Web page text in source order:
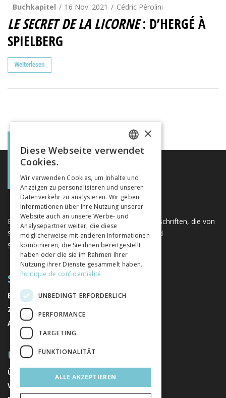
Buchkapitel 16 Nov. 2021 Cédric Pérolini
LE SECRET DE LA LICORNE: D’HERGÉ À
SPIELBERG
Weiterlesen
Eine einzigartige Plattform für Bücher und Zeitschriften, die von
Schweizer Verlagen im Bereich der Geistes- und
Sozialwissenschaften herausgegeben werden.
SITEMAP
BÜCHER
ZEITSCHRIFTEN
AUTOREN
ÜBER UNS
ÜBER UNS
VERLAGE
FRENCH
ITALIAN
×
Diese Webseite verwendet
Cookies.
Wir verwenden Cookies, um Inhalte und
Anzeigen zu personalisieren und unseren
Datenverkehr zu analysieren. Wir geben
Informationen über Ihre Nutzung unserer
Website auch an unsere Werbe- und
Analysepartner weiter, die diese
möglicherweise mit anderen Informationen
kombinieren, die Sie ihnen bereitgestellt
haben oder die sie im Rahmen Ihrer
Nutzung ihrer Dienste gesammelt haben.
Politique de confidentialité
UNBEDINGT ERFORDERLICH
PERFORMANCE
TARGETING
FUNKTIONALITÄT
ALLE AKZEPTIEREN